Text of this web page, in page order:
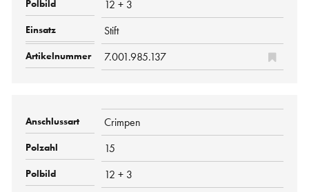
12 + 3
Stift
7.001.985.137
Crimpen
15
12 + 3